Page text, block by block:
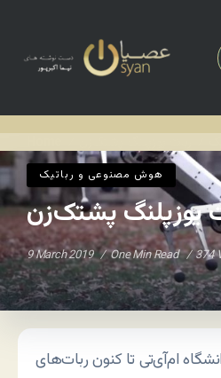
هوش مصنوعی و رباتیک
یوزپلنگ پشتک‌زن
9 March 2019 One Min Read 374
ام‌آی‌تی تا کنون ربات‌های